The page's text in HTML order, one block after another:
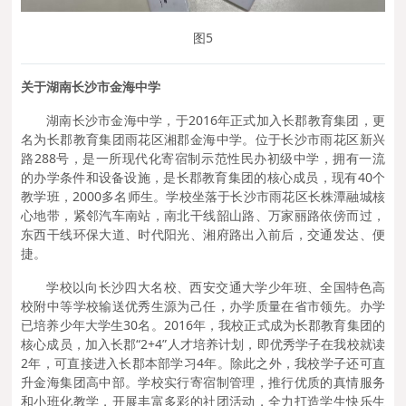
图5
关于湖南长沙市金海中学
湖南长沙市金海中学，于2016年正式加入长郡教育集团，更
名为长郡教育集团雨花区湘郡金海中学。位于长沙市雨花区新兴
路288号，是一所现代化寄宿制示范性民办初级中学，拥有一流
的办学条件和设备设施，是长郡教育集团的核心成员，现有40个
教学班，2000多名师生。学校坐落于长沙市雨花区长株潭融城核
心地带，紧邻汽车南站，南北干线韶山路、万家丽路依傍而过，
东西干线环保大道、时代阳光、湘府路出入前后，交通发达、便
捷。
学校以向长沙四大名校、西安交通大学少年班、全国特色高
校附中等学校输送优秀生源为己任，办学质量在省市领先。办学
已培养少年大学生30名。2016年，我校正式成为长郡教育集团的
核心成员，加入长郡“2+4”人才培养计划，即优秀学子在我校就读
2年，可直接进入长郡本部学习4年。除此之外，我校学子还可直
升金海集团高中部。学校实行寄宿制管理，推行优质的真情服务
和小班化教学，开展丰富多彩的社团活动，全力打造学生快乐生